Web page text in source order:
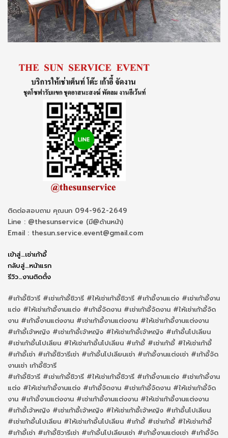
ติดต่อสอบถาม คุณนก 094-962-2649
Line : @thesunservice (มี@ด้านหน้า)
Email : thesun.service.event@gmail.com
เข้าสู่…เช่าเก้าอี้
กลับสู่…หน้าแรก
รีวิว…งานติดตั้ง
#เก้าอี้ชิวารี #เช่าเก้าอี้ชิวารี #ให้เช่าเก้าอี้ชิวารี #เก้าอี้งานแต่ง #เช่าเก้าอี้งาน
แต่ง #ให้เช่าเก้าอี้งานแต่ง #เก้าอี้จัดงาน #เช่าเก้าอี้จัดงาน #ให้เช่าเก้าอี้จัด
งาน #เก้าอี้งานแต่งงาน #เช่าเก้าอี้งานแต่งงาน #ให้เช่าเก้าอี้งานแต่งงาน
#เก้าอี้เจ้าหญิง #เช่าเก้าอี้เจ้าหญิง #ให้เช่าเก้าอี้เจ้าหญิง #เก้าอี้นโปเลียน
#เช่าเก้าอี้นโปเลียน #ให้เช่าเก้าอี้นโปเลียน #เก้าอี้ #เช่าเก้าอี้ #ให้เช่าเก้าอี้
#เก้าอี้เช่า #เก้าอี้ชิวารีเช่า #เก้าอี้นโปเลียนเช่า #เก้าอี้งานแต่งเช่า #เก้าอี้จัด
งานเช่า เก้าอี้ชิวารี
#เก้าอี้ชิวารี #เช่าเก้าอี้ชิวารี #ให้เช่าเก้าอี้ชิวารี #เก้าอี้งานแต่ง #เช่าเก้าอี้งาน
แต่ง #ให้เช่าเก้าอี้งานแต่ง #เก้าอี้จัดงาน #เช่าเก้าอี้จัดงาน #ให้เช่าเก้าอี้จัด
งาน #เก้าอี้งานแต่งงาน #เช่าเก้าอี้งานแต่งงาน #ให้เช่าเก้าอี้งานแต่งงาน
#เก้าอี้เจ้าหญิง #เช่าเก้าอี้เจ้าหญิง #ให้เช่าเก้าอี้เจ้าหญิง #เก้าอี้นโปเลียน
#เช่าเก้าอี้นโปเลียน #ให้เช่าเก้าอี้นโปเลียน #เก้าอี้ #เช่าเก้าอี้ #ให้เช่าเก้าอี้
#เก้าอี้เช่า #เก้าอี้ชิวารีเช่า #เก้าอี้นโปเลียนเช่า #เก้าอี้งานแต่งเช่า #เก้าอี้จัด